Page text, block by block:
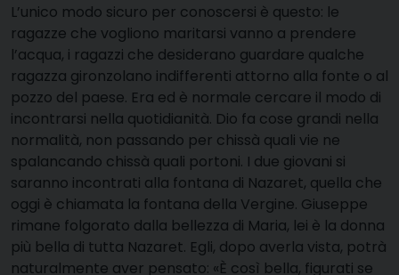
L’unico modo sicuro per conoscersi è questo: le
ragazze che vogliono maritarsi vanno a prendere
l’acqua, i ragazzi che desiderano guardare qualche
ragazza gironzolano indifferenti attorno alla fonte o al
pozzo del paese. Era ed è normale cercare il modo di
incontrarsi nella quotidianità. Dio fa cose grandi nella
normalità, non passando per chissà quali vie ne
spalancando chissà quali portoni. I due giovani si
saranno incontrati alla fontana di Nazaret, quella che
oggi è chiamata la fontana della Vergine. Giuseppe
rimane folgorato dalla bellezza di Maria, lei è la donna
più bella di tutta Nazaret. Egli, dopo averla vista, potrà
naturalmente aver pensato: «È così bella, figurati se